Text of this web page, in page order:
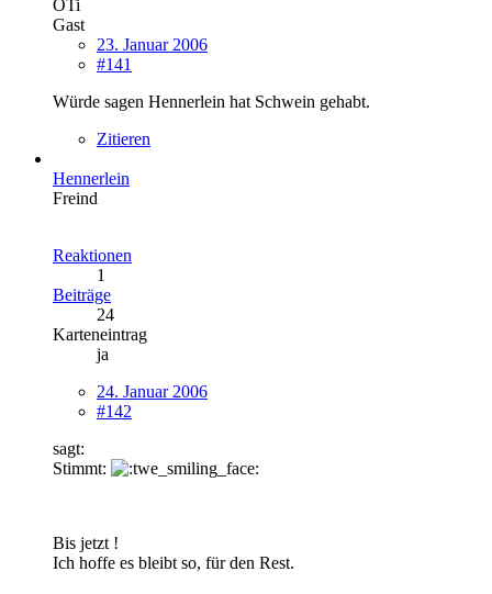
OTi
Gast
23. Januar 2006
#141
Würde sagen Hennerlein hat Schwein gehabt.
Zitieren
Hennerlein
Freind
Reaktionen
1
Beiträge
24
Karteneintrag
ja
24. Januar 2006
#142
sagt:
Stimmt:
Bis jetzt !
Ich hoffe es bleibt so, für den Rest.